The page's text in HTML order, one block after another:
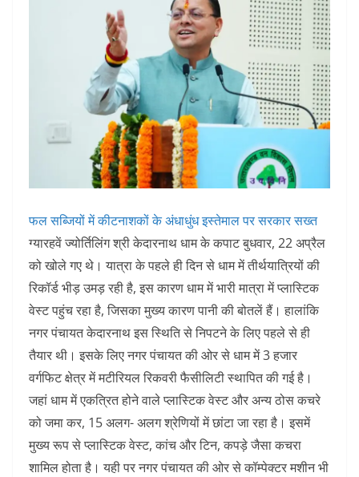
फल सब्जियों में कीटनाशकों के अंधाधुंध इस्तेमाल पर सरकार सख्त
ग्यारहवें ज्योर्तिलिंग श्री केदारनाथ धाम के कपाट बुधवार, 22 अप्रैल
को खोले गए थे। यात्रा के पहले ही दिन से धाम में तीर्थयात्रियों की
रिकॉर्ड भीड़ उमड़ रही है, इस कारण धाम में भारी मात्रा में प्लास्टिक
वेस्ट पहुंच रहा है, जिसका मुख्य कारण पानी की बोतलें हैं। हालांकि
नगर पंचायत केदारनाथ इस स्थिति से निपटने के लिए पहले से ही
तैयार थी। इसके लिए नगर पंचायत की ओर से धाम में 3 हजार
वर्गफिट क्षेत्र में मटीरियल रिकवरी फैसीलिटी स्थापित की गई है।
जहां धाम में एकत्रित होने वाले प्लास्टिक वेस्ट और अन्य ठोस कचरे
को जमा कर, 15 अलग- अलग श्रेणियों में छांटा जा रहा है। इसमें
मुख्य रूप से प्लास्टिक वेस्ट, कांच और टिन, कपड़े जैसा कचरा
शामिल होता है। यही पर नगर पंचायत की ओर से कॉम्पेक्टर मशीन भी